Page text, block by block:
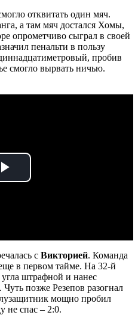
отквитать один мяч.
а там мяч достался Хомы,
опрометчиво сыграл в своей
пенальти в пользу
пробив
смогло вырвать ничью.
Play
с Викторией. Команда
в первом тайме. На 32-й
штрафной и нанес
позже Резепов разогнал
мощно пробил
не спас – 2:0.